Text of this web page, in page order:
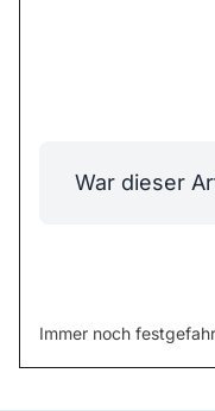
War dieser
Immer noch